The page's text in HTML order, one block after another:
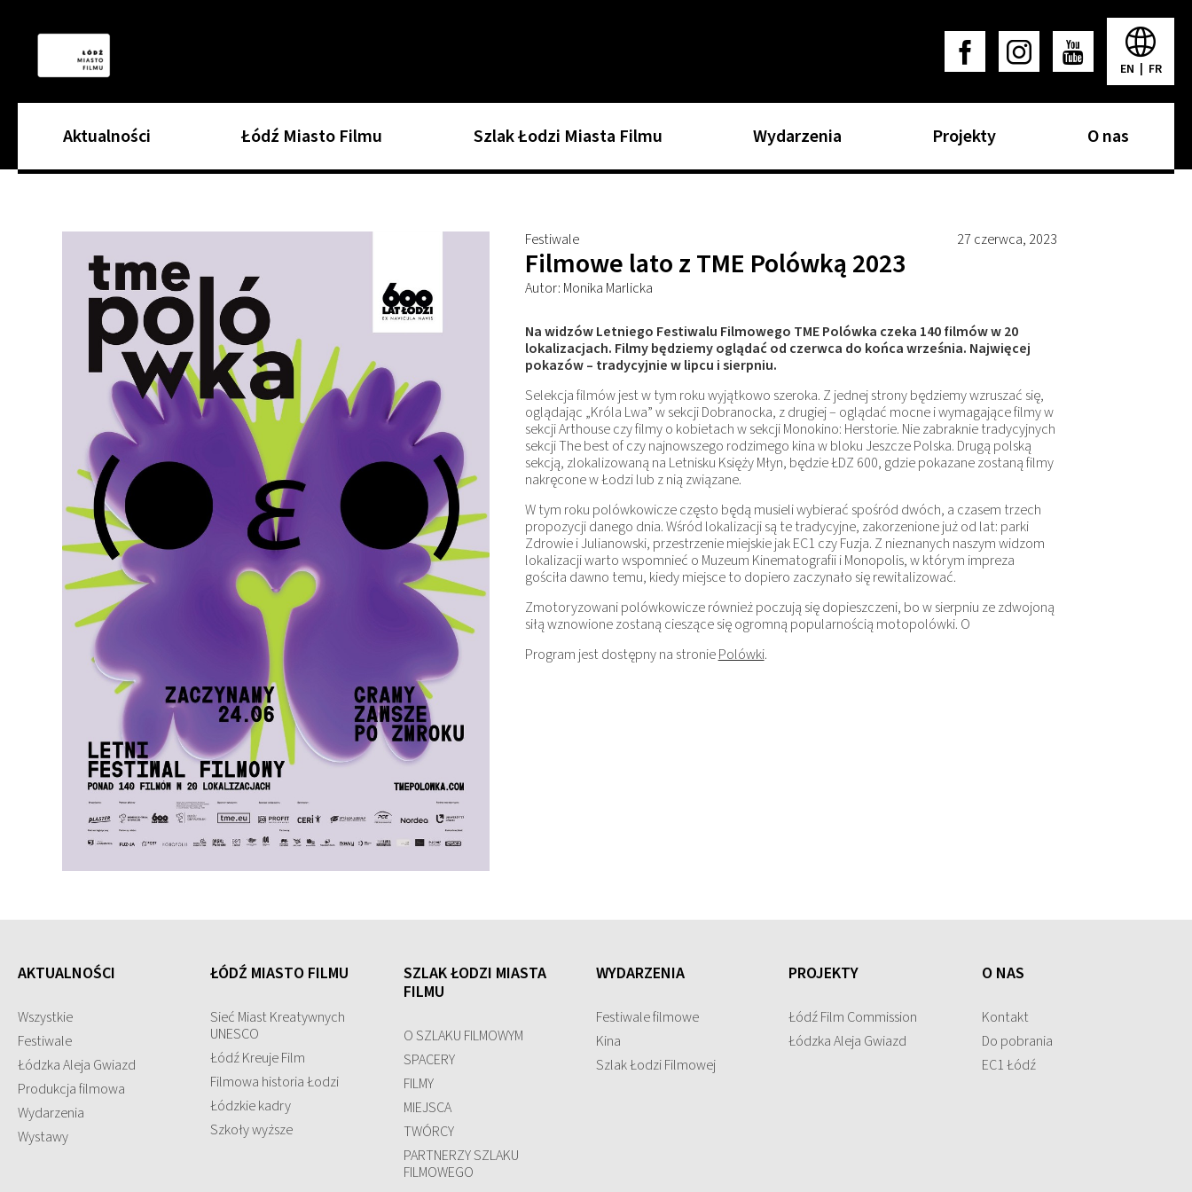
EN FR
Aktualności Łódź Miasto Filmu Szlak Łodzi Miasta Filmu Wydarzenia Projekty O nas
Festiwale 27 czerwca, 2023
Filmowe lato z TME Polówką 2023
Autor: Monika Marlicka
Na widzów Letniego Festiwalu Filmowego TME Polówka czeka 140 filmów w 20
lokalizacjach. Filmy będziemy oglądać od czerwca do końca września. Najwięcej
pokazów – tradycyjnie w lipcu i sierpniu.
Selekcja filmów jest w tym roku wyjątkowo szeroka. Z jednej strony będziemy wzruszać się,
oglądając „Króla Lwa” w sekcji Dobranocka, z drugiej – oglądać mocne i wymagające filmy w
sekcji Arthouse czy filmy o kobietach w sekcji Monokino: Herstorie. Nie zabraknie tradycyjnych
sekcji The best of czy najnowszego rodzimego kina w bloku Jeszcze Polska. Drugą polską
sekcją, zlokalizowaną na Letnisku Księży Młyn, będzie ŁDZ 600, gdzie pokazane zostaną filmy
nakręcone w Łodzi lub z nią związane.
W tym roku polówkowicze często będą musieli wybierać spośród dwóch, a czasem trzech
propozycji danego dnia. Wśród lokalizacji są te tradycyjne, zakorzenione już od lat: parki
Zdrowie i Julianowski, przestrzenie miejskie jak EC1 czy Fuzja. Z nieznanych naszym widzom
lokalizacji warto wspomnieć o Muzeum Kinematografii i Monopolis, w którym impreza
gościła dawno temu, kiedy miejsce to dopiero zaczynało się rewitalizować.
Zmotoryzowani polówkowicze również poczują się dopieszczeni, bo w sierpniu ze zdwojoną
siłą wznowione zostaną cieszące się ogromną popularnością motopolówki. O
Program jest dostępny na stroniePolówki.
AKTUALNOŚCI
Wszystkie
Festiwale
Łódzka Aleja Gwiazd
Produkcja filmowa
Wydarzenia
Wystawy
ŁÓDŹ MIASTO FILMU
Sieć Miast Kreatywnych
UNESCO
Łódź Kreuje Film
Filmowa historia Łodzi
Łódzkie kadry
Szkoły wyższe
SZLAK ŁODZI MIASTA
FILMU
O SZLAKU FILMOWYM
SPACERY
FILMY
MIEJSCA
TWÓRCY
PARTNERZY SZLAKU
FILMOWEGO
WYDARZENIA
Festiwale filmowe
Kina
Szlak Łodzi Filmowej
PROJEKTY
Łódź Film Commission
Łódzka Aleja Gwiazd
O NAS
Kontakt
Do pobrania
EC1 Łódź